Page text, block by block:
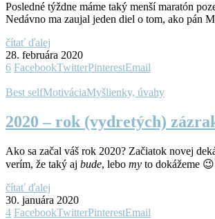
Posledné týždne máme taký menší maratón
Nedávno ma zaujal jeden diel o tom, ako pán
čítať ďalej
28. februára 2020
6 FacebookTwitterPinterestEmail
Best selfMotiváciaMyšlienky, úvahy
2020 – rok (vydretých)
Ako sa začal váš rok 2020? Začiatok novej
verím, že taký aj bude, lebo my to dokážeme
čítať ďalej
30. januára 2020
4 FacebookTwitterPinterestEmail